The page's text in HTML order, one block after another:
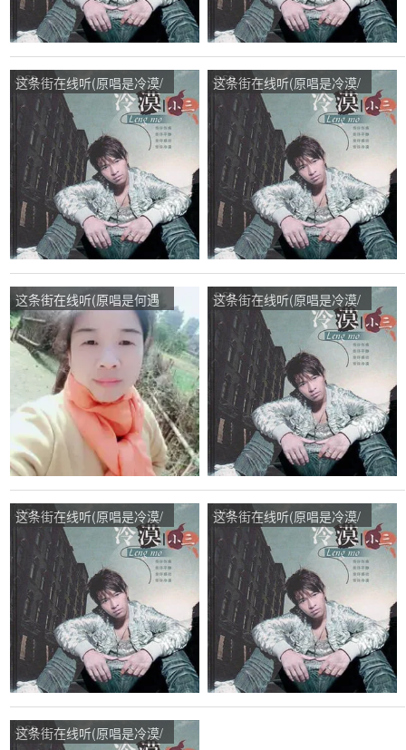
这条街在线听(原唱是冷漠/
云菲菲)，星立星探轻舞飞
扬演唱点播:146次
这条街在线听(原唱是冷漠/
云菲菲)，一道演唱点播:21
次
这条街在线听(原唱是何遇
程)，雪儿演唱点播:27次
这条街在线听(原唱是冷漠/
云菲菲)，一生无悔演唱点
播:27次
这条街在线听(原唱是冷漠/
云菲菲)，青梅子演唱点
播:61次
这条街在线听(原唱是冷漠/
云菲菲)，崔红艳演唱点
播:72次
这条街在线听(原唱是冷漠/